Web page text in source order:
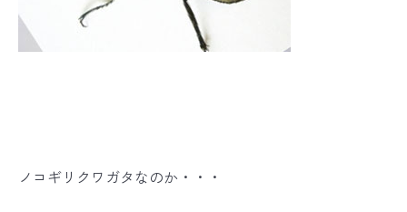
ノコギリクワガタなのか・・・